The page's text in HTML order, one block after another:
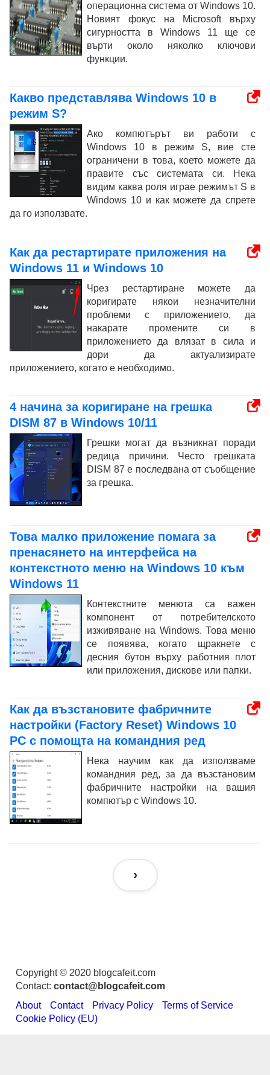
операционна система от Windows 10.
Новият фокус на Microsoft върху
сигурността в Windows 11 ще се
върти около няколко ключови
функции.
Какво представлява Windows 10 в
режим S?
Ако компютърът ви работи с
Windows 10 в режим S, вие сте
ограничени в това, което можете да
правите със системата си. Нека
видим каква роля играе режимът S в
Windows 10 и как можете да спрете
да го използвате.
Как да рестартирате приложения на
Windows 11 и Windows 10
Чрез рестартиране можете да
коригирате някои незначителни
проблеми с приложението, да
накарате промените си в
приложението да влязат в сила и
дори да актуализирате
приложението, когато е необходимо.
4 начина за коригиране на грешка
DISM 87 в Windows 10/11
Грешки могат да възникнат поради
редица причини. Често грешката
DISM 87 е последвана от съобщение
за грешка.
Това малко приложение помага за
пренасянето на интерфейса на
контекстното меню на Windows 10 към
Windows 11
Контекстните менюта са важен
компонент от потребителското
изживяване на Windows. Това меню
се появява, когато щракнете с
десния бутон върху работния плот
или приложения, дискове или папки.
Как да възстановите фабричните
настройки (Factory Reset) Windows 10
PC с помощта на командния ред
Нека научим как да използваме
командния ред, за да възстановим
фабричните настройки на вашия
компютър с Windows 10.
Copyright © 2020 blogcafeit.com
Contact: contact@blogcafeit.com
About
Contact Privacy Policy
Terms of Service
Cookie Policy (EU)